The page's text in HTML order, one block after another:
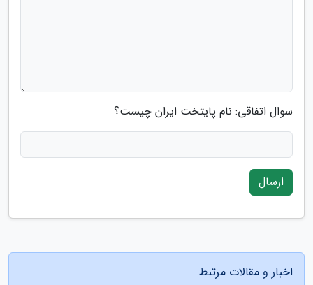
سوال اتفاقی: نام پایتخت ایران چیست؟
ارسال
اخبار و مقالات مرتبط